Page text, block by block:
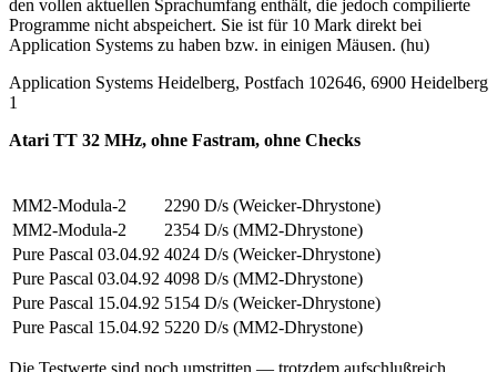
den vollen aktuellen Sprachumfang enthält, die jedoch compilierte
Programme nicht abspeichert. Sie ist für 10 Mark direkt bei
Application Systems zu haben bzw. in einigen Mäusen. (hu)
Application Systems Heidelberg, Postfach 102646, 6900 Heidelberg
1
Atari TT 32 MHz, ohne Fastram, ohne Checks
MM2-Modula-2
2290 D/s (Weicker-Dhrystone)
MM2-Modula-2
2354 D/s (MM2-Dhrystone)
Pure Pascal 03.04.92 4024 D/s (Weicker-Dhrystone)
Pure Pascal 03.04.92 4098 D/s (MM2-Dhrystone)
Pure Pascal 15.04.92 5154 D/s (Weicker-Dhrystone)
Pure Pascal 15.04.92 5220 D/s (MM2-Dhrystone)
Die Testwerte sind noch umstritten — trotzdem aufschlußreich